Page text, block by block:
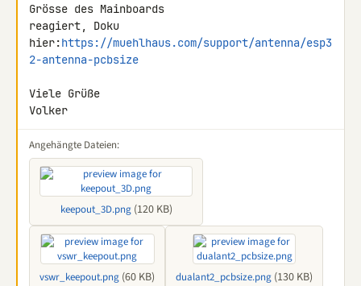
Grösse des Mainboards
reagiert, Doku
hier:https://muehlhaus.com/support/antenna/esp3
2-antenna-pcbsize
Viele Grüße
Volker
Angehängte Dateien:
keepout_3D.png(120 KB)
vswr_keepout.png (60 KB) dualant2_pcbsize.png (130 KB)